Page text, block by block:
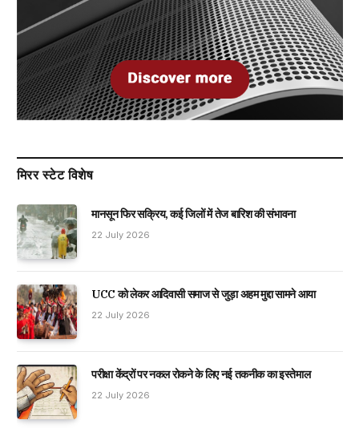
मिरर स्टेट विशेष
मानसून फिर सक्रिय, कई जिलों में तेज बारिश की संभावना
22 July 2026
UCC को लेकर आदिवासी समाज से जुड़ा अहम मुद्दा सामने आया
22 July 2026
परीक्षा केंद्रों पर नकल रोकने के लिए नई तकनीक का इस्तेमाल
22 July 2026